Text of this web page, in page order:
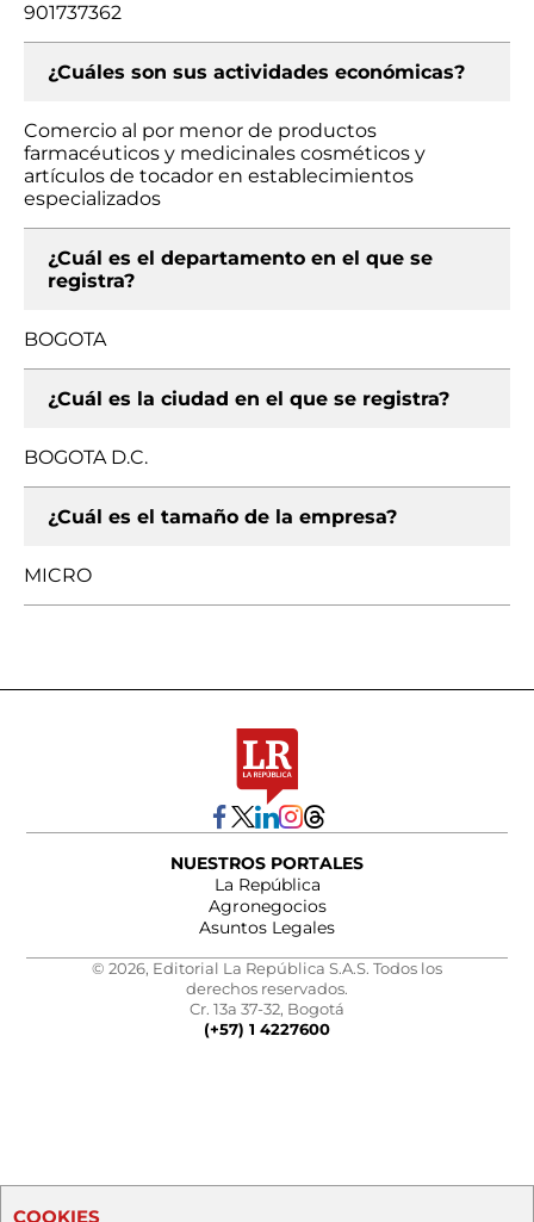
901737362
¿Cuáles son sus actividades económicas?
Comercio al por menor de productos
farmacéuticos y medicinales cosméticos y
artículos de tocador en establecimientos
especializados
¿Cuál es el departamento en el que se
registra?
BOGOTA
¿Cuál es la ciudad en el que se registra?
BOGOTA D.C.
¿Cuál es el tamaño de la empresa?
MICRO
NUESTROS PORTALES
La República
Agronegocios
Asuntos Legales
© 2026, Editorial La República S.A.S. Todos los
derechos reservados.
Cr. 13a 37-32, Bogotá
(+57) 1 4227600
COOKIES